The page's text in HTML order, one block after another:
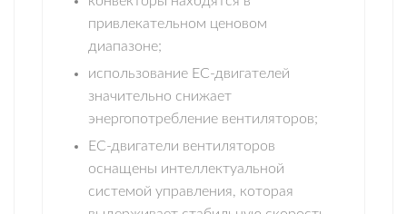
привлекательном ценовом
диапазоне;
использование ЕС-двигателей
значительно снижает
энергопотребление вентиляторов;
ЕС-двигатели вентиляторов
оснащены интеллектуальной
системой управления, которая